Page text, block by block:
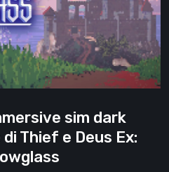
sim dark
Thief e Deus Ex: